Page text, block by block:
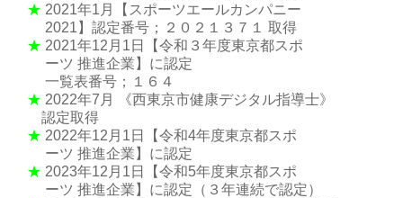
★ 2021年1月【スポーツエールカンパニー
2021】認定番号；２０２１３７１ 取得
★ 2021年12月1日【令和３年度東京都スポ
ーツ 推進企業】に認定
一覧表番号；１６４
★ 2022年7月 《西東京市健康デジタル指導士》
認定取得
★ 2022年12月1日【令和4年度東京都スポ
ーツ 推進企業】に認定
★ 2023年12月1日【令和5年度東京都スポ
ーツ 推進企業】に認定（３年連続で認定）